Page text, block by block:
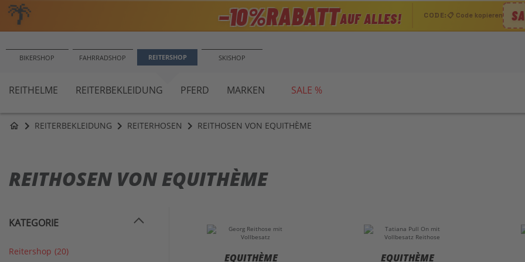
🌴 −10%RABATTAUF ALLES! CODE: 📋 Code kopieren
BIKERSHOP FAHRRADSHOP REITERSHOP SKISHOP
REITHELME REITERBEKLEIDUNG PFERD MARKEN SALE %
home REITERBEKLEIDUNG REITERHOSEN REITHOSEN VON EQUITHÈME
REITHOSEN VON EQUITHÈME
EQUITHÈME EQUITHÈME
KATEGORIE
Reitershop (20)